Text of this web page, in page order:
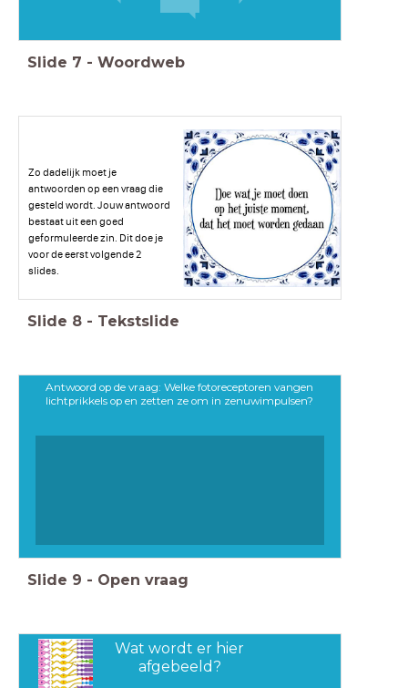
Slide 7 - Woordweb
Zo dadelijk moet je
antwoorden op een vraag die
gesteld wordt. Jouw antwoord
bestaat uit een goed
geformuleerde zin. Dit doe je
voor de eerst volgende 2
slides.
Slide 8 - Tekstslide
Antwoord op de vraag: Welke fotoreceptoren vangen
lichtprikkels op en zetten ze om in zenuwimpulsen?
Slide 9 - Open vraag
Wat wordt er hier
afgebeeld?